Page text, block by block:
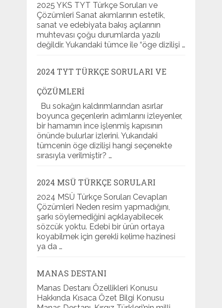
2025 YKS TYT Türkçe Soruları ve
Çözümleri Sanat akımlarının estetik,
sanat ve edebiyata bakış açılarının
muhtevası çoğu durumlarda yazılı
değildir. Yukarıdaki tümce ile “öge dizilişi …
2024 TYT TÜRKÇE SORULARI VE
ÇÖZÜMLERI
Bu sokağın kaldırımlarından asırlar
boyunca geçenlerin adımlarını izleyenler,
bir hamamın ince işlenmiş kapısının
önünde bulurlar izlerini. Yukarıdaki
tümcenin öge dizilişi hangi seçenekte
sırasıyla verilmiştir? …
2024 MSÜ TÜRKÇE SORULARI
2024 MSÜ Türkçe Soruları Cevapları
Çözümleri Neden resim yapmadığını,
şarkı söylemediğini açıklayabilecek
sözcük yoktu. Edebi bir ürün ortaya
koyabilmek için gerekli kelime hazinesi
ya da …
MANAS DESTANI
Manas Destanı Özellikleri Konusu
Hakkında Kısaca Özet Bilgi Konusu